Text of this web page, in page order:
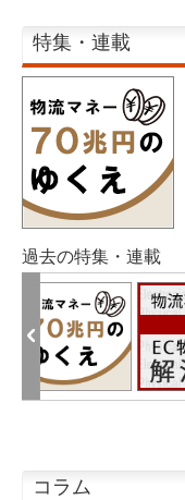
特集・連載
過去の特集・連載
コラム